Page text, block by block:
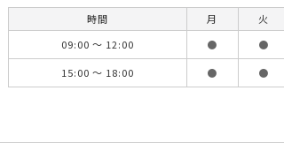
時間 月 火
09:00 ～ 12:00
● ●
15:00 ～ 18:00
● ●